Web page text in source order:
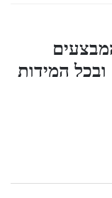
ובכל המידות